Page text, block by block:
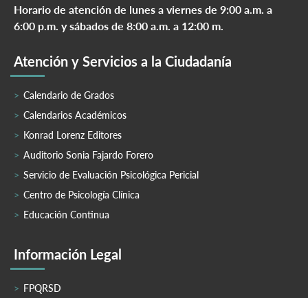
Horario de atención de lunes a viernes de 9:00 a.m. a
6:00 p.m. y sábados de 8:00 a.m. a 12:00 m.
Atención y Servicios a la Ciudadanía
Calendario de Grados
Calendarios Académicos
Konrad Lorenz Editores
Auditorio Sonia Fajardo Forero
Servicio de Evaluación Psicológica Pericial
Centro de Psicología Clínica
Educación Continua
Información Legal
FPQRSD